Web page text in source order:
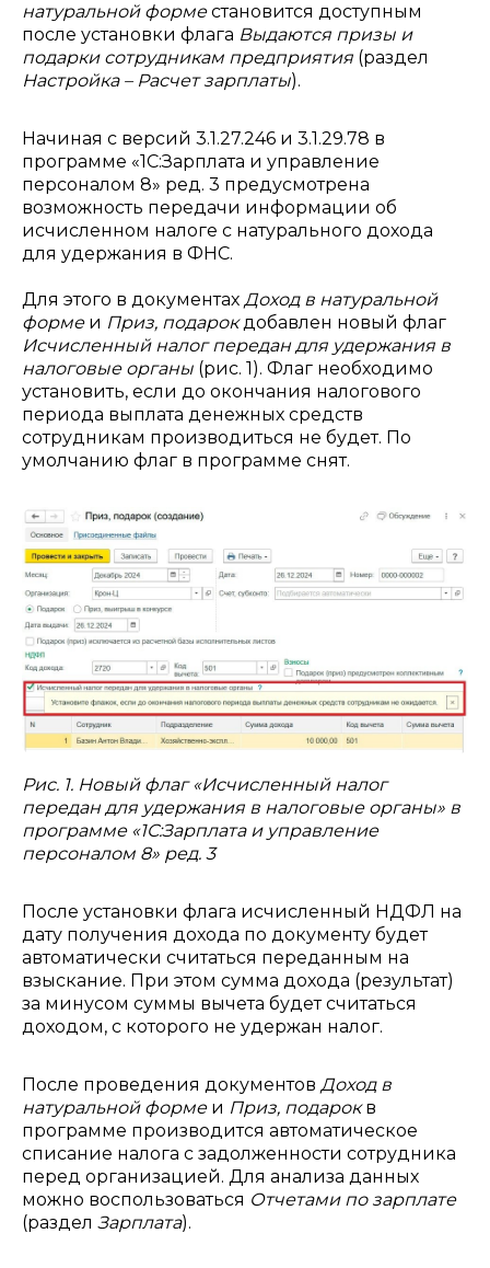
натуральной форместановится доступным
после установки флага Выдаются призы и
подарки сотрудникам предприятия (раздел
Настройка – Расчет зарплаты).
Начиная с версий 3.1.27.246 и 3.1.29.78 в
программе «1С:Зарплата и управление
персоналом 8» ред. 3 предусмотрена
возможность передачи информации об
исчисленном налоге с натурального дохода
для удержания в ФНС.
Для этого в документах Доход в натуральной
формеи Приз, подарокдобавлен новый флаг
Исчисленный налог передан для удержания в
налоговые органы (рис. 1). Флаг необходимо
установить, если до окончания налогового
периода выплата денежных средств
сотрудникам производиться не будет. По
умолчанию флаг в программе снят.
Рис. 1. Новый флаг «Исчисленный налог
передан для удержания в налоговые органы» в
программе «1С:Зарплата и управление
персоналом 8» ред. 3
После установки флага исчисленный НДФЛ на
дату получения дохода по документу будет
автоматически считаться переданным на
взыскание. При этом сумма дохода (результат)
за минусом суммы вычета будет считаться
доходом, с которого не удержан налог.
После проведения документов Доход в
натуральной формеи Приз, подарокв
программе производится автоматическое
списание налога с задолженности сотрудника
перед организацией. Для анализа данных
можно воспользоваться Отчетами по зарплате
(раздел Зарплата).